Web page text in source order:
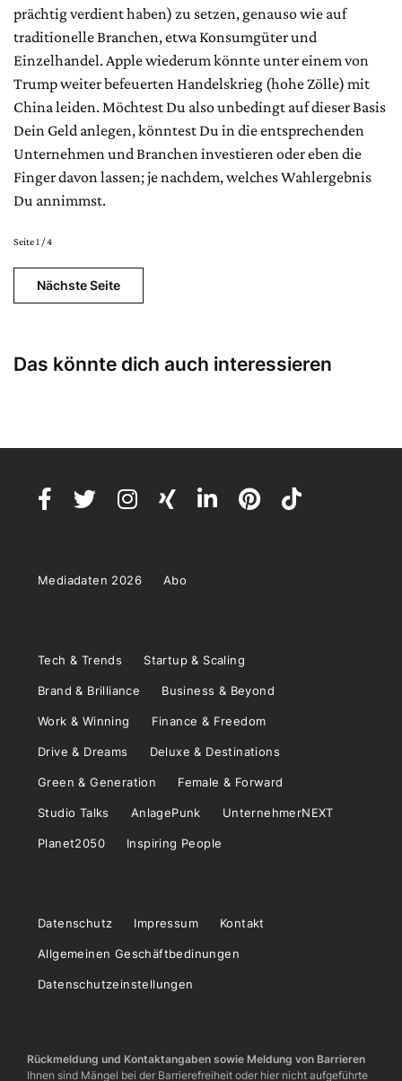
prächtig verdient haben) zu setzen, genauso wie auf
traditionelle Branchen, etwa Konsumgüter und
Einzelhandel. Apple wiederum könnte unter einem von
Trump weiter befeuerten Handelskrieg (hohe Zölle) mit
China leiden. Möchtest Du also unbedingt auf dieser Basis
Dein Geld anlegen, könntest Du in die entsprechenden
Unternehmen und Branchen investieren oder eben die
Finger davon lassen; je nachdem, welches Wahlergebnis
Du annimmst.
Seite 1 / 4
Nächste Seite
Das könnte dich auch interessieren
Mediadaten 2026 Abo
Tech & Trends Startup & Scaling
Brand & Brilliance Business & Beyond
Work & Winning Finance & Freedom
Drive & Dreams Deluxe & Destinations
Green & Generation Female & Forward
Studio Talks AnlagePunk UnternehmerNEXT
Planet2050 Inspiring People
Datenschutz Impressum Kontakt
Allgemeinen Geschäftbedinungen
Datenschutzeinstellungen
Rückmeldung und Kontaktangaben sowie Meldung von Barrieren
Ihnen sind Mängel bei der Barrierefreiheit oder hier nicht aufgeführte